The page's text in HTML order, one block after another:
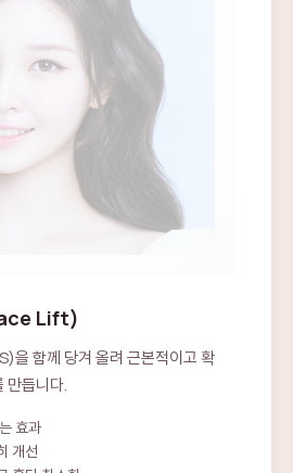
Lift)
을 함께 당겨 올려 근본적이고 확
만듭니다.
효과
개선